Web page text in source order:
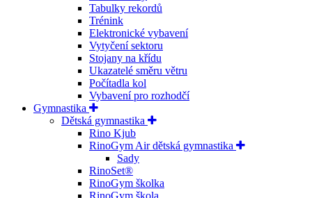
Tabulky rekordů
Trénink
Elektronické vybavení
Vytyčení sektoru
Stojany na křídu
Ukazatelé směru větru
Počítadla kol
Vybavení pro rozhodčí
Gymnastika
Dětská gymnastika
Rino Kjub
RinoGym Air dětská gymnastika
Sady
RinoSet®
RinoGym školka
RinoGym škola